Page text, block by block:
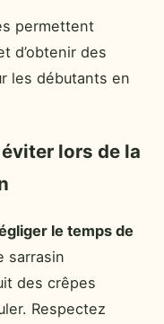
permettent
d’obtenir des
les débutants en
lors de la
le temps de
sarrasin
des crêpes
Respectez